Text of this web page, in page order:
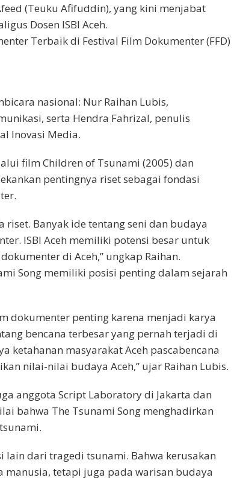
(Teuku Afifuddin), yang kini menjabat
Dosen ISBI Aceh.
Terbaik di Festival Film Dokumenter (FFD)
nasional: Nur Raihan Lubis,
serta Hendra Fahrizal, penulis
Inovasi Media.
film Children of Tsunami (2005) dan
pentingnya riset sebagai fondasi
Banyak ide tentang seni dan budaya
ISBI Aceh memiliki potensi besar untuk
di Aceh,” ungkap Raihan.
Song memiliki posisi penting dalam sejarah
dokumenter penting karena menjadi karya
bencana terbesar yang pernah terjadi di
ketahanan masyarakat Aceh pascabencana
nilai-nilai budaya Aceh,” ujar Raihan Lubis.
anggota Script Laboratory di Jakarta dan
bahwa The Tsunami Song menghadirkan
lain dari tragedi tsunami. Bahwa kerusakan
manusia, tetapi juga pada warisan budaya